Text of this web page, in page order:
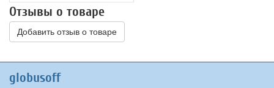
Отзывы о товаре
Добавить отзыв о товаре
globusoff